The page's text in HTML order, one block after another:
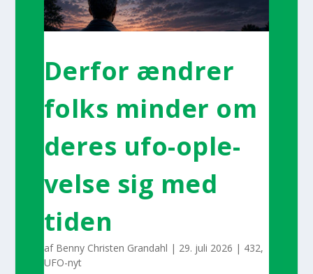
Der­for ændrer
folks min­der om
deres ufo-ople­
vel­­se sig med
tiden
af Benny Christen Grandahl | 29. juli 2026 | 432,
UFO-nyt